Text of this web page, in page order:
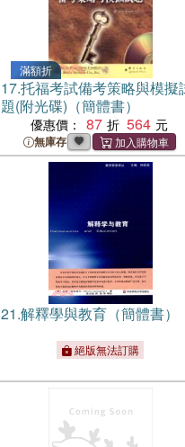
滿額折
17.托福考試備考策略與模擬
題(附光碟)（簡體書）
優惠價： 87 564
無庫存
21.解釋學與教育（簡體書）
絕版無法訂購